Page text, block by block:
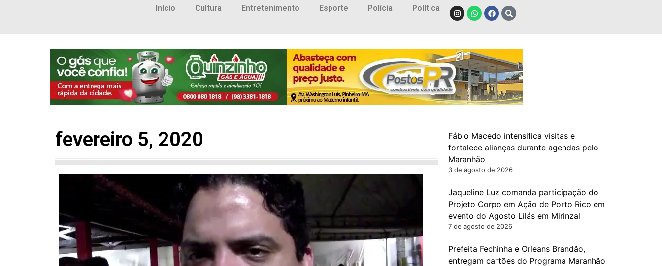
Início Cultura Entretenimento Esporte Polícia Política
fevereiro 5, 2020
Fábio Macedo intensifica visitas e
fortalece alianças durante agendas pelo
Maranhão
3 de agosto de 2026
Jaqueline Luz comanda participação do
Projeto Corpo em Ação de Porto Rico em
evento do Agosto Lilás em Mirinzal
7 de agosto de 2026
Prefeita Fechinha e Orleans Brandão,
entregam cartões do Programa Maranhão